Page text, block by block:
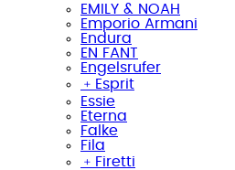
EMILY & NOAH
Emporio Armani
Endura
EN FANT
Engelsrufer
﹢ Esprit
Essie
Eterna
Falke
Fila
﹢ Firetti